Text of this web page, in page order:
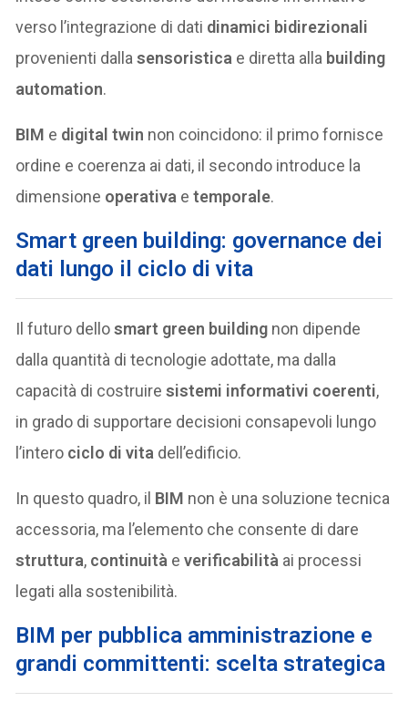
verso l’integrazione di dati dinamici bidirezionali
provenienti dallasensoristica e diretta alla building
automation.
BIM e digital twin non coincidono: il primo fornisce
ordine e coerenza ai dati, il secondo introduce la
dimensione operativa etemporale.
Smart green building: governance dei
dati lungo il ciclo di vita
Il futuro dellosmart green building non dipende
dalla quantità di tecnologie adottate, ma dalla
capacità di costruiresistemi informativi coerenti,
in grado di supportare decisioni consapevoli lungo
l’intero ciclo di vita dell’edificio.
In questo quadro, il BIM non è una soluzione tecnica
accessoria, ma l’elemento che consente di dare
struttura, continuità everificabilità ai processi
legati alla sostenibilità.
BIM per pubblica amministrazione e
grandi committenti: scelta strategica